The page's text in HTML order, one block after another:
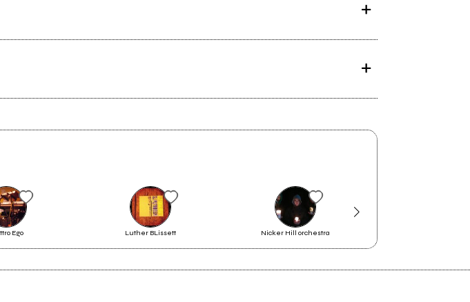
gestione
Ego Luther BLissett Nicker Hill orchestra